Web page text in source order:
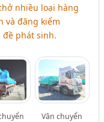
nhiều loại hàng
và đăng kiểm
phát sinh.
Vân chuyển